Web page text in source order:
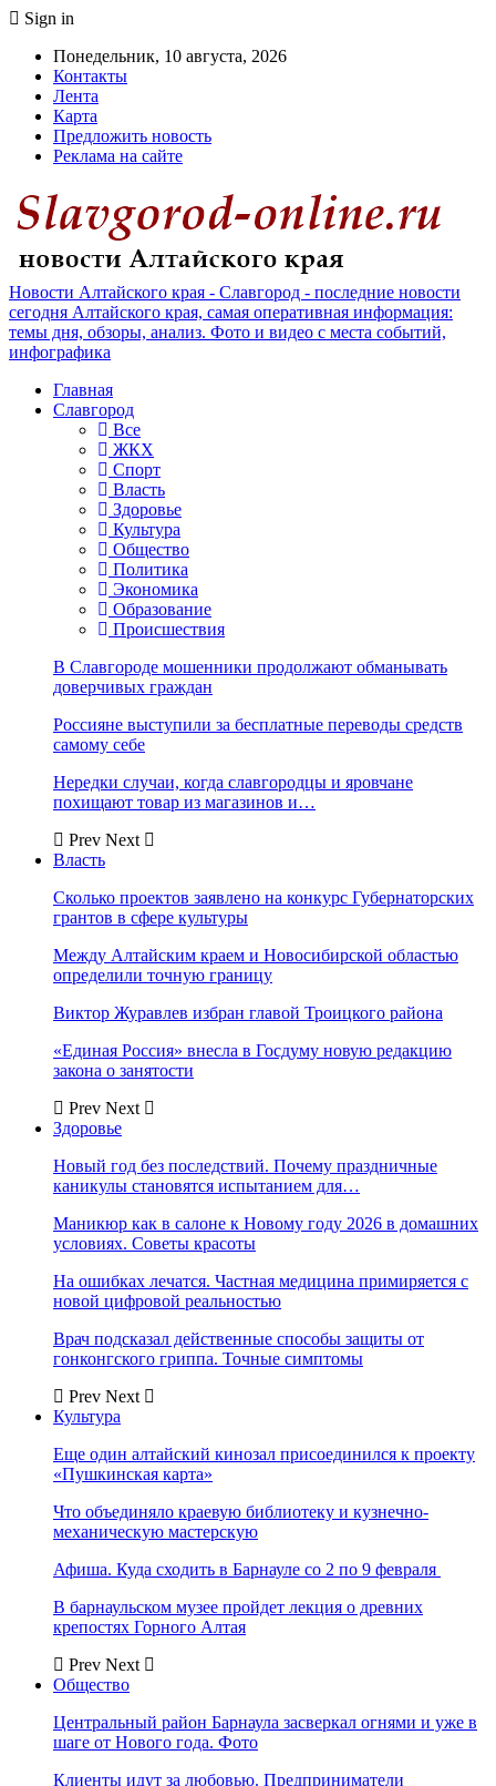
Sign in
Понедельник, 10 августа, 2026
Контакты
Лента
Карта
Предложить новость
Реклама на сайте
Новости Алтайского края - Славгород - последние новости
сегодня Алтайского края, самая оперативная информация:
темы дня, обзоры, анализ. Фото и видео с места событий,
инфографика
Главная
Славгород
Все
ЖКХ
Спорт
Власть
Здоровье
Культура
Общество
Политика
Экономика
Образование
Происшествия
В Славгороде мошенники продолжают обманывать
доверчивых граждан
Россияне выступили за бесплатные переводы средств
самому себе
Нередки случаи, когда славгородцы и яровчане
похищают товар из магазинов и…
Prev Next
Власть
Сколько проектов заявлено на конкурс Губернаторских
грантов в сфере культуры
Между Алтайским краем и Новосибирской областью
определили точную границу
Виктор Журавлев избран главой Троицкого района
«Единая Россия» внесла в Госдуму новую редакцию
закона о занятости
Prev Next
Здоровье
Новый год без последствий. Почему праздничные
каникулы становятся испытанием для…
Маникюр как в салоне к Новому году 2026 в домашних
условиях. Советы красоты
На ошибках лечатся. Частная медицина примиряется с
новой цифровой реальностью
Врач подсказал действенные способы защиты от
гонконгского гриппа. Точные симптомы
Prev Next
Культура
Еще один алтайский кинозал присоединился к проекту
«Пушкинская карта»
Что объединяло краевую библиотеку и кузнечно-
механическую мастерскую
Афиша. Куда сходить в Барнауле со 2 по 9 февраля
В барнаульском музее пройдет лекция о древних
крепостях Горного Алтая
Prev Next
Общество
Центральный район Барнаула засверкал огнями и уже в
шаге от Нового года. Фото
Клиенты идут за любовью. Предприниматели